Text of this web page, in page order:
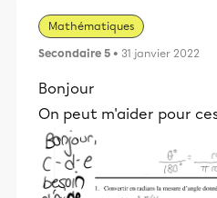
Mathématiques
Secondaire 5 • 31 janvier 2022
Bonjour
On peut m'aider pour